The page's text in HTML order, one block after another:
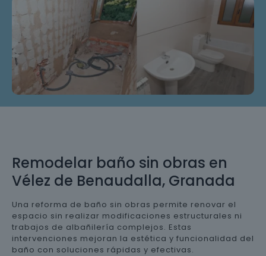
Remodelar baño sin obras en
Vélez de Benaudalla, Granada
Una reforma de baño sin obras permite renovar el
espacio sin realizar modificaciones estructurales ni
trabajos de albañilería complejos. Estas
intervenciones mejoran la estética y funcionalidad del
baño con soluciones rápidas y efectivas.